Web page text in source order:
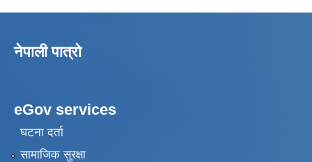
नेपाली पात्रो
eGov services
घटना दर्ता
सामाजिक सुरक्षा